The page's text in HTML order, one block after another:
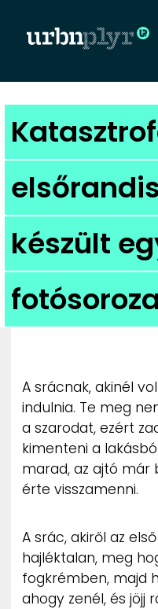
készült
A srácnak, akinél
indulnia. Te meg
a szarodat, ezért
kimenteni a
marad, az ajtó már
érte visszamenni.
A srác, akiről az
hajléktalan, meg
fogkrémben, majd
ahogy zenél, és jöjj